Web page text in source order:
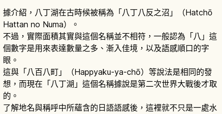
據介紹，八丁湖在古時候被稱為「八丁八反之沼」（Hatchō
Hattan no Numa）。
不過，實際面積其實與這個名稱並不相符，一般認為「八」這
個數字是用來表達數量之多、漸入佳境，以及語感順口的字
眼。
這與「八百八町」（Happyaku-ya-chō）等說法是相同的發
想，而現在「八丁湖」這個名稱據說是第二次世界大戰後才取
的。
了解地名與稱呼中所蘊含的日語語感後，這裡就不只是一處水